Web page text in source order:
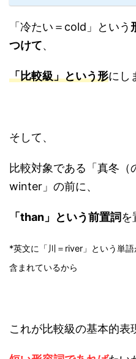
「冷たい＝cold」という
つけて、
「比較級」という形にし
そして、
比較対象である「真冬
winter」の前に、
「than」という前置詞を
*英文に「川＝river」という単
含まれているから
これが比較級の基本的表